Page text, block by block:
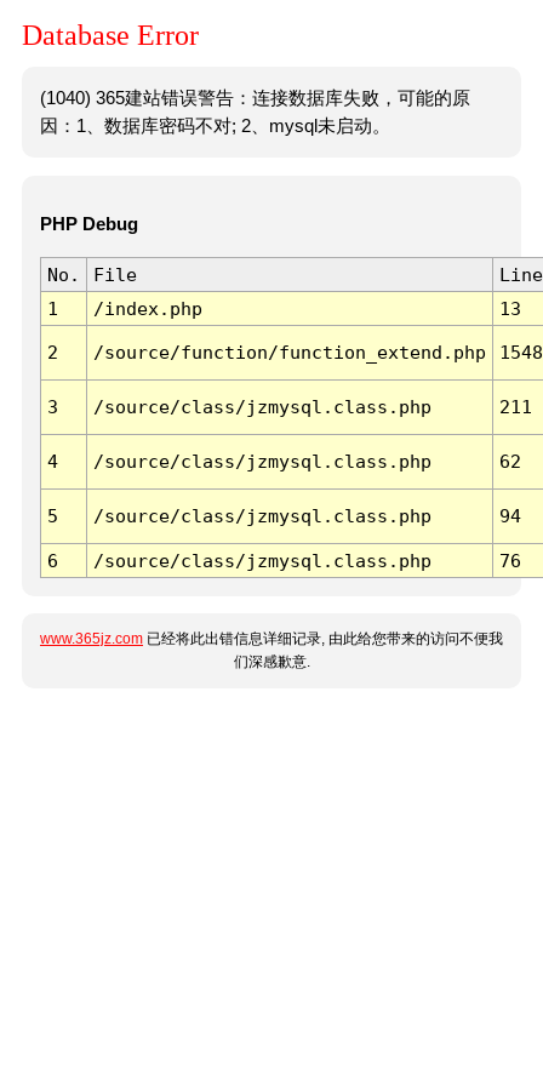
Database Error
(1040) 365建站错误警告：连接数据库失败，可能的原
因：1、数据库密码不对; 2、mysql未启动。
PHP Debug
No. File
Line
1
/index.php 13
2 /source/function/function_extend.php 1548
3 /source/class/jzmysql.class.php 211
4 /source/class/jzmysql.class.php 62
5 /source/class/jzmysql.class.php 94
6 /source/class/jzmysql.class.php 76
www.365jz.com 已经将此出错信息详细记录, 由此给您带来的访问不便我
们深感歉意.